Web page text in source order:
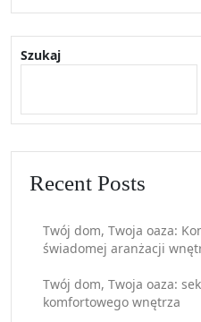
Szukaj
Recent Posts
Twój dom, Twoja oaza:
świadomej aranżacji
Twój dom, Twoja oaza:
komfortowego wnętrza